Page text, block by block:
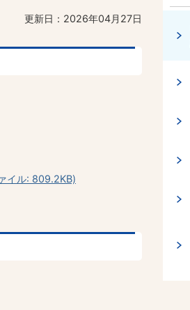
更新日：2026年04月27日
イル: 809.2KB)